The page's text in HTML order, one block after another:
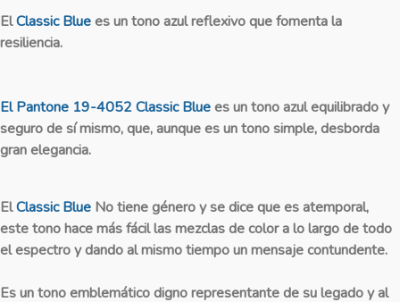
ElClassic Bluees un tono azul reflexivo que fomenta la
resiliencia.
El Pantone 19-4052 Classic Bluees un tono azul equilibrado y
seguro de sí mismo, que, aunque es un tono simple, desborda
gran elegancia.
ElClassic Blue No tiene género y se dice que es atemporal,
este tono hace más fácil las mezclas de color a lo largo de todo
el espectro y dando al mismo tiempo un mensaje contundente.
Es un tono emblemático digno representante de su legado y al